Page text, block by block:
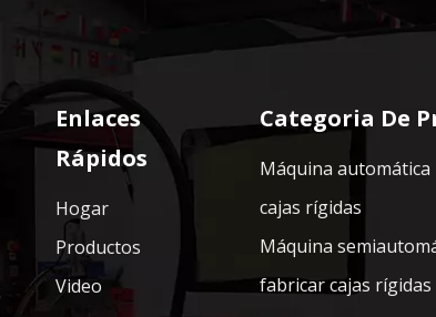
Enlaces
Rápidos
Hogar
Productos
Video
Categoria De
Máquina
cajas rígidas
Máquina
fabricar cajas rígidas